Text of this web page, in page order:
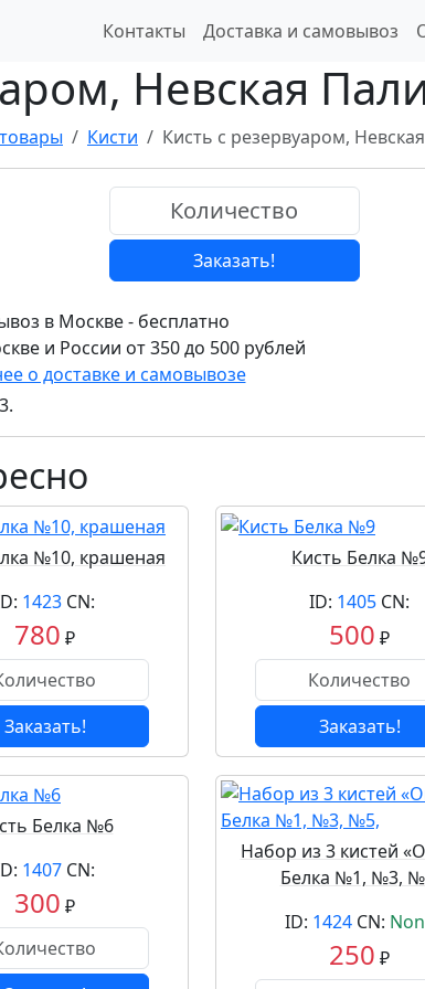
Контакты Доставка и самовывоз
Невская
Кисти Кисть с резервуаром,
Заказать!
в Москве - бесплатно
и России от 350 до 500 рублей
о доставке и самовывозе
№10, крашеная
1423 CN:
780 ₽
Заказать!
Кисть Белка
ID: 1405 CN:
500 ₽
Заказать!
Белка №6
1407 CN:
300 ₽
Набор из 3 кистей
Белка №1, №3,
ID: 1424CN:
250 ₽